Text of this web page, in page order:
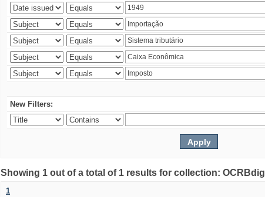
New Filters:
Showing 1 out of a total of 1 results for collection:
1